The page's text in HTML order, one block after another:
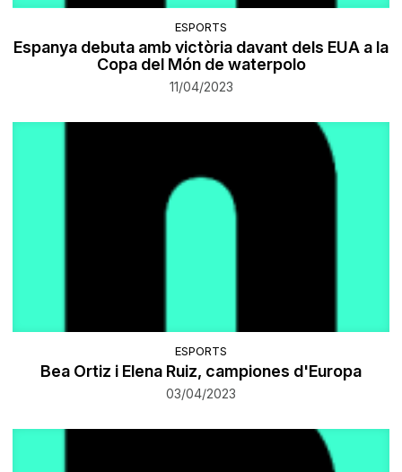
ESPORTS
Espanya debuta amb victòria davant dels EUA a la
Copa del Món de waterpolo
11/04/2023
ESPORTS
Bea Ortiz i Elena Ruiz, campiones d'Europa
03/04/2023